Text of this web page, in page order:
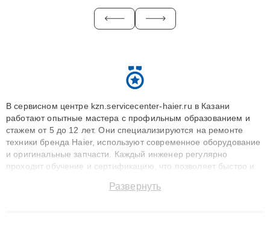
В сервисном центре kzn.servicecenter-haier.ru в Казани
работают опытные мастера с профильным образованием и
стажем от 5 до 12 лет. Они специализируются на ремонте
техники бренда Haier, используют современное оборудование
и оригинальные запчасти. Каждый инженер регулярно
проходит обучение и сертификацию, что позволяет быстро и
сохранением гарантии до 3 лет. Наши мастера решают
Развернуть